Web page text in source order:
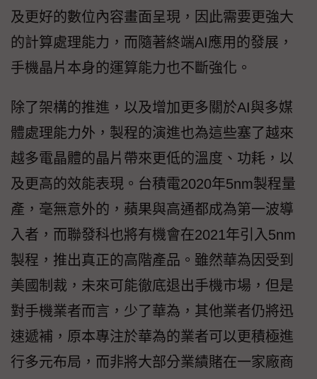
及更好的數位內容畫面呈現，因此需要更強大
的計算處理能力，而隨著終端AI應用的發展，
手機晶片本身的運算能力也不斷強化。
除了架構的推進，以及增加更多關於AI與多媒
體處理能力外，製程的演進也為這些塞了越來
越多電晶體的晶片帶來更低的溫度、功耗，以
及更高的效能表現。台積電2020年5nm製程量
產，毫無意外的，蘋果與高通都成為第一波導
入者，而聯發科也將有機會在2021年引入5nm
製程，推出真正的高階產品。雖然華為因受到
美國制裁，未來可能徹底退出手機市場，但是
對手機業者而言，少了華為，其他業者仍將迅
速遞補，原本專注於華為的業者可以更積極進
行多元布局，而非將大部分業績賭在一家廠商